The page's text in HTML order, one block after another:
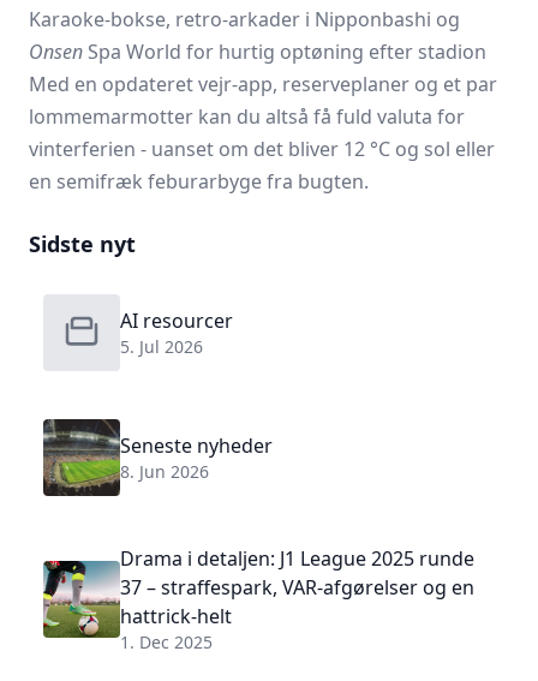
Karaoke-bokse, retro-arkader i Nipponbashi og
Onsen Spa World for hurtig optøning efter stadion
Med en opdateret vejr-app, reserveplaner og et par
lommemarmotter kan du altså få fuld valuta for
vinterferien - uanset om det bliver 12 °C og sol eller
en semifræk feburarbyge fra bugten.
Sidste nyt
AI resourcer
5. Jul 2026
Seneste nyheder
8. Jun 2026
Drama i detaljen: J1 League 2025 runde
37 – straffespark, VAR-afgørelser og en
hattrick-helt
1. Dec 2025